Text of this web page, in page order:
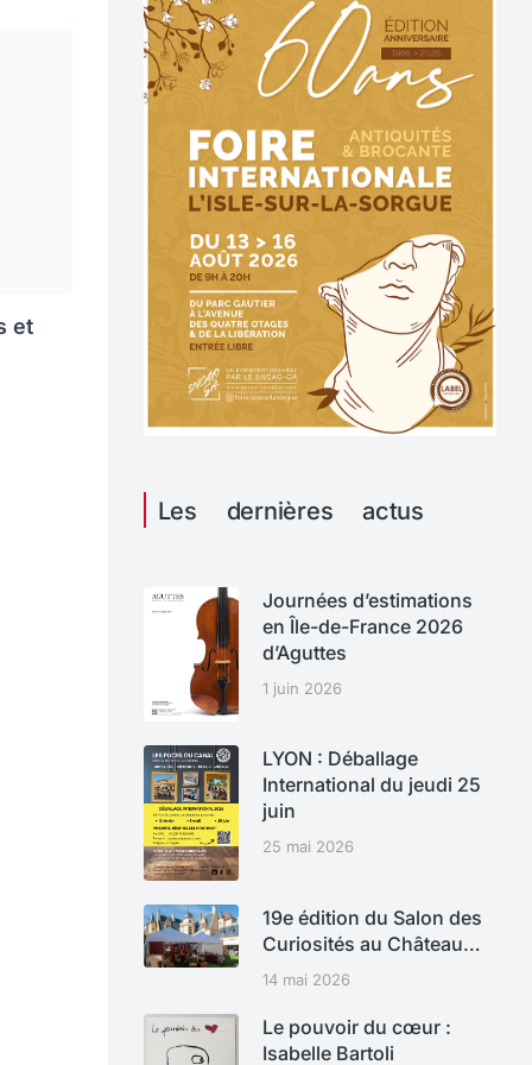
et
Les dernières actus
Journées d’estimations
en Île-de-France 2026
d’Aguttes
1 juin 2026
LYON : Déballage
International du jeudi 25
juin
25 mai 2026
19e édition du Salon des
Curiosités au Château…
14 mai 2026
Le pouvoir du cœur :
Isabelle Bartoli